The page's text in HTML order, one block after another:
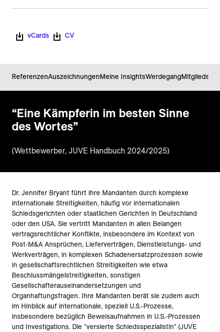
vCards CV
ReferenzenAuszeichnungenMeine InsightsWerdegang
“Eine Kämpferin im besten Sinne
des Wortes”
(Wettbewerber, JUVE Handbuch 2024/2025)
Dr. Jennifer Bryant führt ihre Mandanten durch komplexe
internationale Streitigkeiten, häufig vor internationalen
Schiedsgerichten oder staatlichen Gerichten in Deutschland
oder den USA. Sie vertritt Mandanten in allen Belangen
vertragsrechtlicher Konflikte, insbesondere im Kontext von
Post-M&A Ansprüchen, Lieferverträgen, Dienstleistungs- und
Werkverträgen, in komplexen Schadenersatzprozessen sowie
in gesellschaftsrechtlichen Streitigkeiten wie etwa
Beschlussmängelstreitigkeiten, sonstigen
Gesellschafterauseinandersetzungen und
Organhaftungsfragen. Ihre Mandanten berät sie zudem auch
im Hinblick auf internationale, speziell U.S.-Prozesse,
insbesondere bezüglich Beweisaufnahmen in U.S.-Prozessen
und Investigations. Die "versierte Schiedsspezialistin" (JUVE